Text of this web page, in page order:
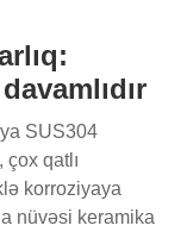
SUS304
çox qatlı
korroziyaya
nüvəsi keramika